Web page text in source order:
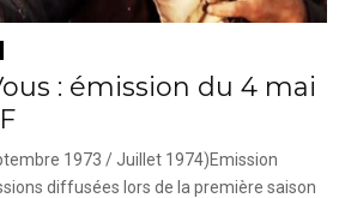
: émission du 4 mai
1973 / Juillet 1974)Emission
diffusées lors de la première saison